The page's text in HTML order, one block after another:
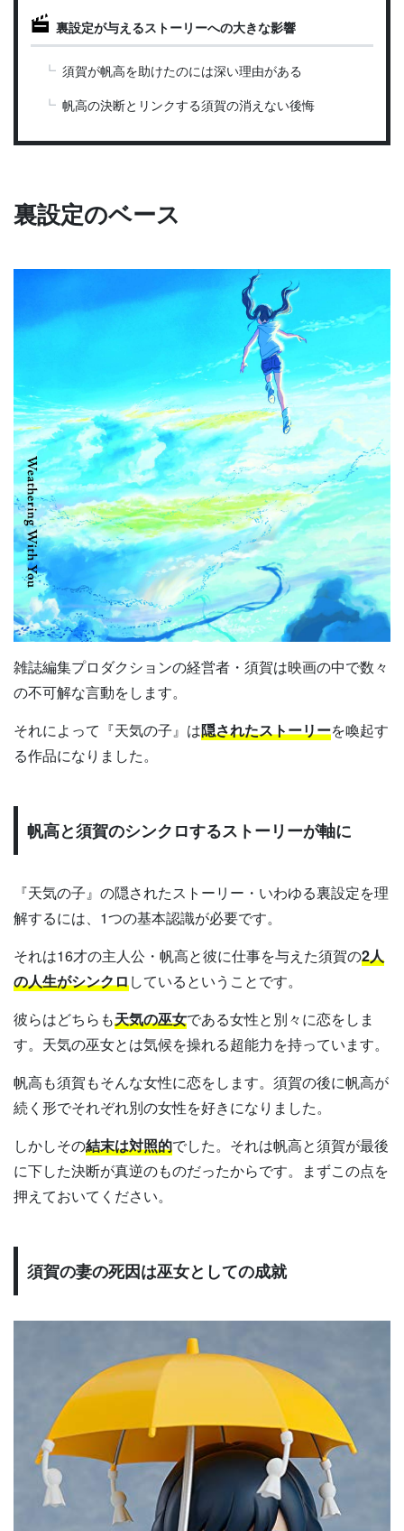
裏設定が与えるストーリーへの大きな影響
須賀が帆高を助けたのには深い理由がある
帆高の決断とリンクする須賀の消えない後悔
裏設定のベース
雑誌編集プロダクションの経営者・須賀は映画の中で数々
の不可解な言動をします。
それによって『天気の子』は隠されたストーリーを喚起す
る作品になりました。
帆高と須賀のシンクロするストーリーが軸に
『天気の子』の隠されたストーリー・いわゆる裏設定を理
解するには、1つの基本認識が必要です。
それは16才の主人公・帆高と彼に仕事を与えた須賀の2人
の人生がシンクロしているということです。
彼らはどちらも天気の巫女である女性と別々に恋をしま
す。天気の巫女とは気候を操れる超能力を持っています。
帆高も須賀もそんな女性に恋をします。須賀の後に帆高が
続く形でそれぞれ別の女性を好きになりました。
しかしその結末は対照的でした。それは帆高と須賀が最後
に下した決断が真逆のものだったからです。まずこの点を
押えておいてください。
須賀の妻の死因は巫女としての成就